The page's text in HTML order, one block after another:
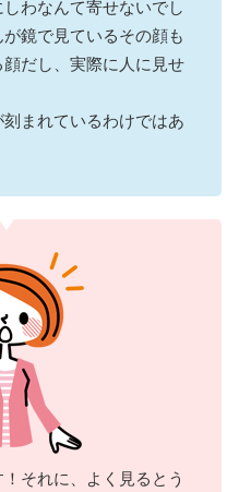
わなんて寄せないでし
鏡で見ているその顔も
だし、実際に人に見せ
まれているわけではあ
それに、よく見るとう